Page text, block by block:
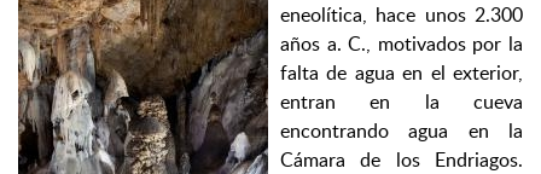
eneolítica, hace unos 2.300
años a. C., motivados por la
falta de agua en el exterior,
entran en la cueva
encontrando agua en la
Cámara de los Endriagos.